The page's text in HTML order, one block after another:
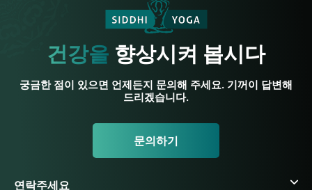
건강을 향상시켜 봅시다
궁금한 점이 있으면 언제든지 문의해 주세요. 기꺼이 답변해
드리겠습니다.
문의하기
연락주세요